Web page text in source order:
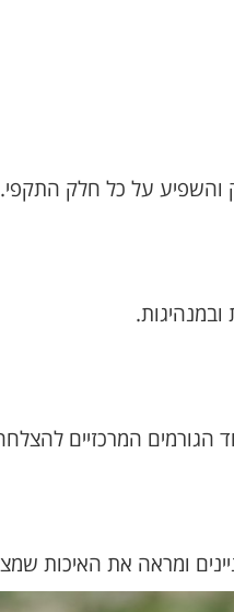
המרכזיים
ומראה את האיכות